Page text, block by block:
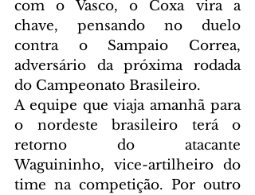
com o Vasco, o Coxa vira a
chave, pensando no duelo
contra o Sampaio Correa,
adversário da próxima rodada
do Campeonato Brasileiro.
A equipe que viaja amanhã para
o nordeste brasileiro terá o
retorno do atacante
Waguininho, vice-artilheiro do
time na competição. Por outro